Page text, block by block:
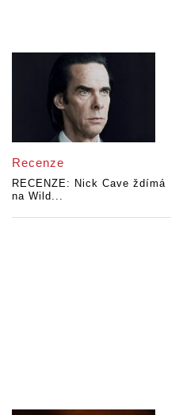
Recenze
RECENZE: Nick Cave ždímá
na Wild...